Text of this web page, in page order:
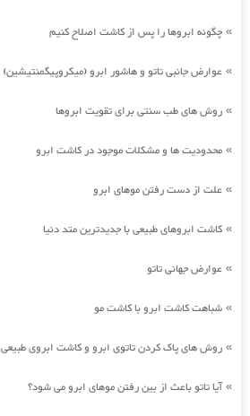
» چگونه ابروها را پس از کاشت اصلاح کنیم
» عوارض جانبی تاتو و هاشور ابرو (میکروپیگمنتیشین)
» روش های طب سنتی برای تقویت ابروها
» محدودیت ها و مشکلات موجود در کاشت ابرو
» علت از دست رفتن موهای ابرو
» کاشت ابروهای طبیعی با جدیدترین متد دنیا
» عوارض جهانی تاتو
» شباهت کاشت ابرو با کاشت مو
» روش های پاک کردن تاتوی ابرو و کاشت ابروی طبیعی
»آیا تاتو باعث از بین رفتن موهای ابرو می شود؟